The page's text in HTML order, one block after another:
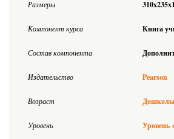
Размеры
Компонент курса Книга
Состав компонента
Издательство Pearson
Возраст
Уровень Уровень